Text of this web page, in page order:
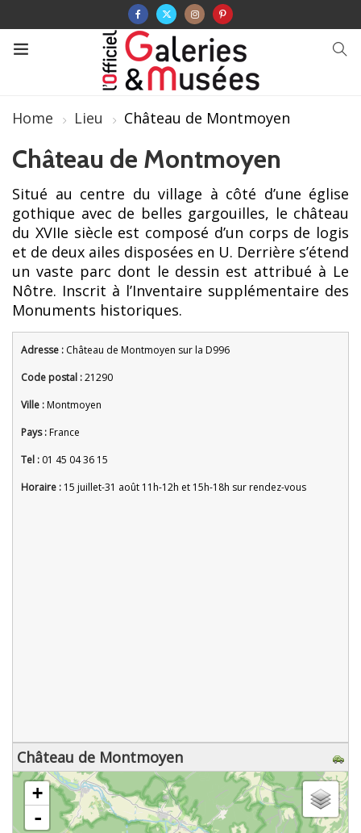
Home Lieu Château de Montmoyen
Château de Montmoyen
Situé au centre du village à côté d’une église
gothique avec de belles gargouilles, le château
du XVIIe siècle est composé d’un corps de logis
et de deux ailes disposées en U. Derrière s’étend
un vaste parc dont le dessin est attribué à Le
Nôtre. Inscrit à l’Inventaire supplémentaire des
Monuments historiques.
Adresse : Château de Montmoyen sur la D996
Code postal :21290
Ville :Montmoyen
Pays :France
Tel : 01 45 04 36 15
Horaire : 15 juillet-31 août 11h-12h et 15h-18h sur rendez-vous
Château de Montmoyen
chargement de la carte - veuillez patienter...
+
-